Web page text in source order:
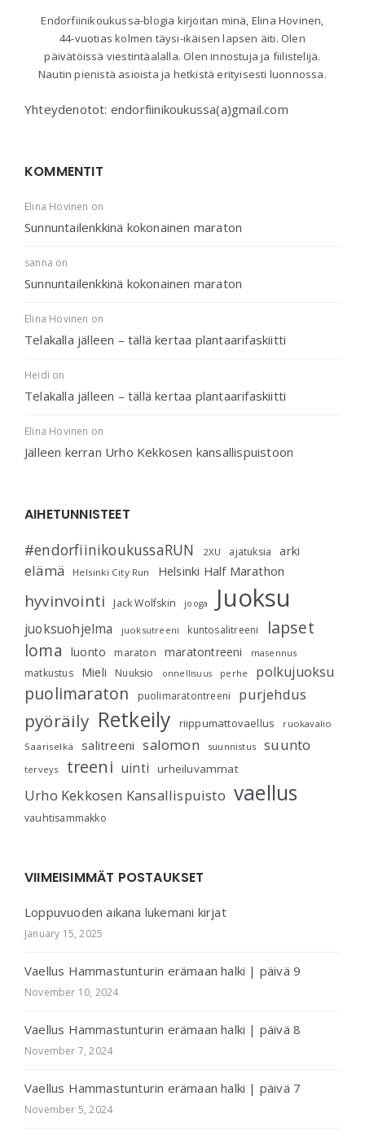
Endorfiinikoukussa-blogia kirjoitan minä, Elina Hovinen,
44-vuotias kolmen täysi-ikäisen lapsen äiti. Olen
päivätöissä viestintäalalla. Olen innostuja ja fiilistelijä.
Nautin pienistä asioista ja hetkistä erityisesti luonnossa.
Yhteydenotot: endorfiinikoukussa(a)gmail.com
KOMMENTIT
Elina Hovinen on
Sunnuntailenkkinä kokonainen maraton
sanna on
Sunnuntailenkkinä kokonainen maraton
Elina Hovinen on
Telakalla jälleen – tällä kertaa plantaarifaskiitti
Heidi on
Telakalla jälleen – tällä kertaa plantaarifaskiitti
Elina Hovinen on
Jälleen kerran Urho Kekkosen kansallispuistoon
AIHETUNNISTEET
#endorfiinikoukussaRUN 2XU ajatuksia arki
elämä Helsinki City Run Helsinki Half Marathon
hyvinvointi Jack Wolfskin jooga Juoksu
juoksuohjelma juoksutreeni kuntosalitreeni
lapset
loma
luonto maraton maratontreeni masennus
matkustus Mieli Nuuksio onnellisuus perhe polkujuoksu
puolimaraton puolimaratontreeni purjehdus
pyöräily Retkeily riippumattovaellus
ruokavalio
Saariselkä
salitreeni salomon suunnistus suunto
terveys treeni uinti urheiluvammat
Urho Kekkosen Kansallispuisto vaellus
vauhtisammakko
VIIMEISIMMÄT POSTAUKSET
Loppuvuoden aikana lukemani kirjat
January 15, 2025
Vaellus Hammastunturin erämaan halki | päivä 9
November 10, 2024
Vaellus Hammastunturin erämaan halki | päivä 8
November 7, 2024
Vaellus Hammastunturin erämaan halki | päivä 7
November 5, 2024